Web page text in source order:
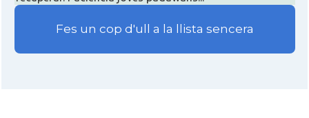
Fes un cop d'ull a la llista sencera